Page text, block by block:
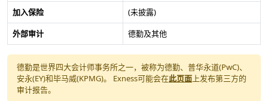
加入保险
(未披露)
外部审计
德勤及其他
德勤是世界四大会计师事务所之一，被称为德勤、普华永道(PwC)、
安永(EY)和毕马威(KPMG)。 Exness可能会在此页面 上发布第三方的
审计报告。